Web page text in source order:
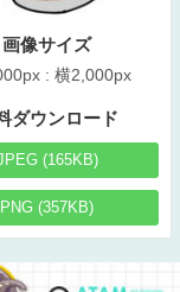
画像サイズ
: 横2,000px
ダウンロード
(165KB)
PNG (357KB)